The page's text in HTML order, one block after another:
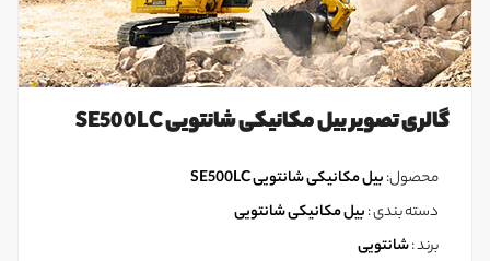
گالری تصویر بیل مکانیکی شانتویی SE500LC
محصول:بیل مکانیکی شانتویی SE500LC
دسته بندی :بیل مکانیکی شانتویی
برند :شانتویی